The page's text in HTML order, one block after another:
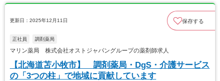
更新日：2025年12月11日 保存する
正社員 調剤薬局
マリン薬局 株式会社オストジャパングループの薬剤師求人
【北海道苫小牧市】 調剤薬局・DgS・介護サービス
の「3つの柱」で地域に貢献しています